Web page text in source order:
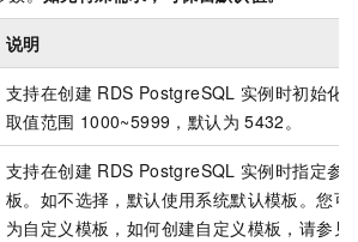
说明
支持在创建 RDS PostgreSQL 实例时初始化
取值范围 1000~5999，默认为 5432。
支持在创建 RDS PostgreSQL 实例时指定参
板。如不选择，默认使用系统默认模板。您可
为自定义模板，如何创建自定义模板，请参见